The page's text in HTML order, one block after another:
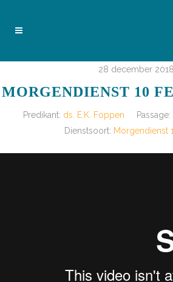
28 december 2018
MORGENDIENST 10
Predikant: ds. E.K. Foppen Passage:
Dienstsoort: Morgendienst